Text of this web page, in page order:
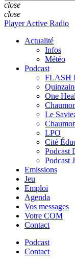
close
close
Player Active Radio
Actualité
Infos
Météo
Podcast
FLASH
One
Le
LPO
Cité
Podcast
Podcast
Emissions
Jeu
Emploi
Agenda
Vos messages
Votre COM
Contact
Podcast
Contact